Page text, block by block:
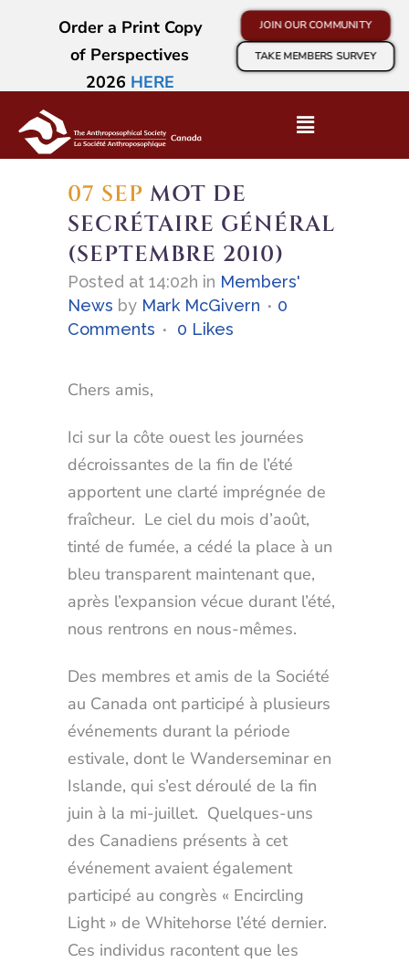
Order a Print Copy
of Perspectives
2026 HERE
JOIN OUR COMMUNITY
TAKE MEMBERS SURVEY
07 SEP MOT DE
SECRÉTAIRE GÉNÉRAL
(SEPTEMBRE 2010)
Posted at 14:02h in Members'
News by Mark McGivern
0
Comments
0 Likes
Chers amis,
Ici sur la côte ouest les journées
décroissantes de la fin de l’été
apportent une clarté imprégnée de
fraîcheur. Le ciel du mois d’août,
tinté de fumée, a cédé la place à un
bleu transparent maintenant que,
après l’expansion vécue durant l’été,
nous rentrons en nous-mêmes.
Des membres et amis de la Société
au Canada ont participé à plusieurs
événements durant la période
estivale, dont le Wanderseminar en
Islande, qui s’est déroulé de la fin
juin à la mi-juillet. Quelques-uns
des Canadiens présents à cet
événement avaient également
participé au congrès « Encircling
Light » de Whitehorse l’été dernier.
Ces individus racontent que les